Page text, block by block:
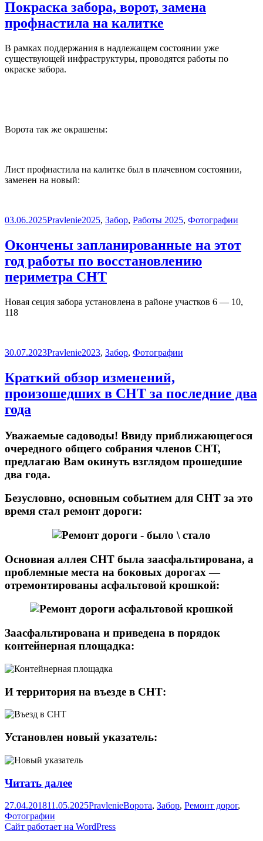
Покраска забора, ворот, замена
профнастила на калитке
В рамках поддержания в надлежащем состоянии уже
существующей инфраструктуры, проводятся работы по
окраске забора.
Ворота так же окрашены:
Лист профнастила на калитке был в плачевном состоянии,
заменен на новый:
Опубликовано
03.06.2025Автор
PravlenieРубрики
2025, Забор, Работы 2025, Фотографии
Окончены запланированные на этот
год работы по восстановлению
периметра СНТ
Новая сеция забора установлена в районе участков 6 — 10,
118
Опубликовано
30.07.2023Автор
PravlenieРубрики
2023, Забор, Фотографии
Краткий обзор изменений,
произошедших в СНТ за последние два
года
Уважаемые садоводы! Ввиду приближающегося
очередного общего собрания членов СНТ,
предлагаю Вам окинуть взглядом прошедшие
два года.
Безусловно, основным событием для СНТ за это
время стал ремонт дороги:
Основная аллея СНТ была заасфальтирована, а
проблемные места на боковых дорогах —
отремонтированы асфальтовой крошкой:
Заасфальтирована и приведена в порядок
контейнерная площадка:
И территория на въезде в СНТ:
Установлен новый указатель:
Читать далееКраткий
изменений,
произошедших
в
Опубликовано
27.04.201811.05.2025Автор
PravlenieРубрики
Ворота, Забор, Ремонт дорог,
Фотографии
Сайт работает на WordPress